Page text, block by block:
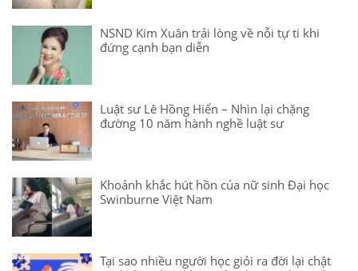
NSND Kim Xuân trải lòng về nỗi tự ti khi
đứng cạnh bạn diễn
Luật sư Lê Hồng Hiển – Nhìn lại chặng
đường 10 năm hành nghề luật sư
Khoảnh khắc hút hồn của nữ sinh Đại học
Swinburne Việt Nam
Tại sao nhiều người học giỏi ra đời lại chật